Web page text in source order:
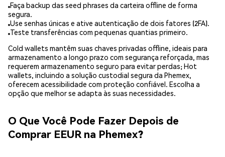
Faça backup das seed phrases da carteira offline de forma
segura.
Use senhas únicas e ative autenticação de dois fatores (2FA).
Teste transferências com pequenas quantias primeiro.
Cold wallets mantêm suas chaves privadas offline, ideais para
armazenamento a longo prazo com segurança reforçada, mas
requerem armazenamento seguro para evitar perdas; Hot
wallets, incluindo a solução custodial segura da Phemex,
oferecem acessibilidade com proteção confiável. Escolha a
opção que melhor se adapta às suas necessidades.
O Que Você Pode Fazer Depois de
Comprar EEUR na Phemex?